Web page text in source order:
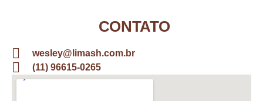
CONTATO
wesley@limash.com.br
(11) 96615-0265